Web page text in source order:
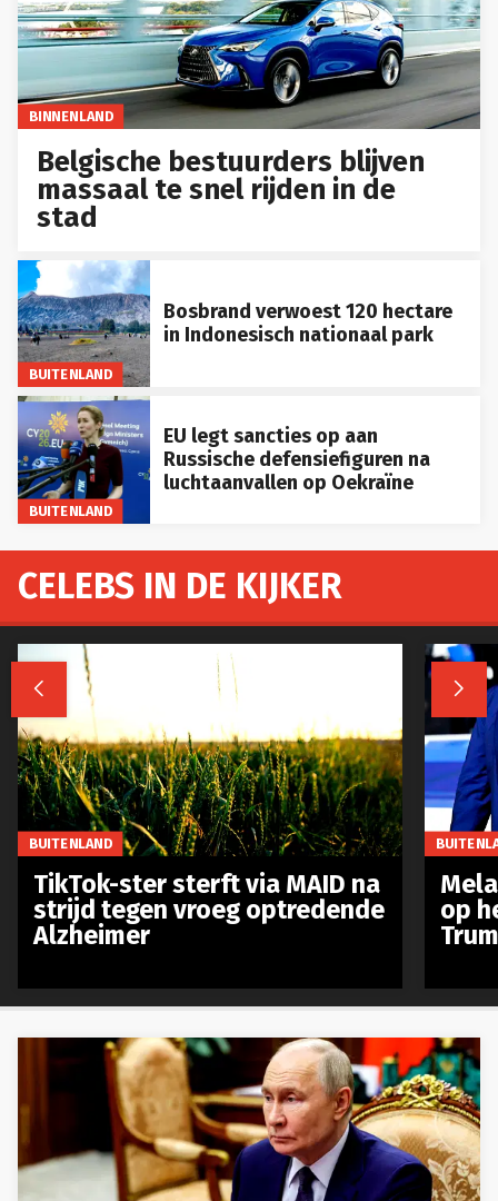
BINNENLAND
Belgische bestuurders blijven
massaal te snel rijden in de
stad
BUITENLAND
Bosbrand verwoest 120 hectare
in Indonesisch nationaal park
BUITENLAND
EU legt sancties op aan
Russische defensiefiguren na
luchtaanvallen op Oekraïne
CELEBS IN DE KIJKER
 
BUITENLAND
TikTok-ster sterft via MAID na
strijd tegen vroeg optredende
Alzheimer
op